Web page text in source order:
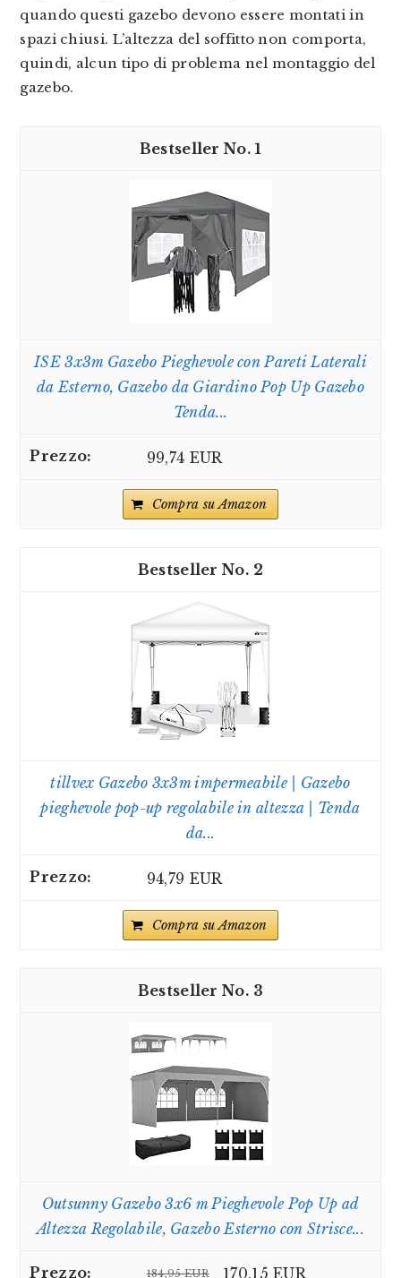
quando questi gazebo devono essere montati in
spazi chiusi. L’altezza del soffitto non comporta,
quindi, alcun tipo di problema nel montaggio del
gazebo.
1
ISE 3x3m Gazebo Pieghevole con Pareti Laterali
da Esterno, Gazebo da Giardino Pop Up Gazebo
Tenda...
99,74 EUR
Compra su Amazon
2
tillvex Gazebo 3x3m impermeabile | Gazebo
pieghevole pop-up regolabile in altezza | Tenda
da...
94,79 EUR
Compra su Amazon
3
Outsunny Gazebo 3x6 m Pieghevole Pop Up ad
Altezza Regolabile, Gazebo Esterno con Strisce...
184,95 EUR 170,15 EUR